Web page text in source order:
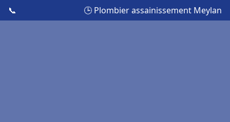
📞 🕒 Plombier assainissement Meylan